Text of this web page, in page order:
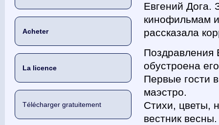
Acheter
La licence
Télécharger gratuitement
Евгений Дога.
кинофильмам
рассказала
Поздравления
обустроена
Первые гости
маэстро.
Стихи, цветы,
вестник